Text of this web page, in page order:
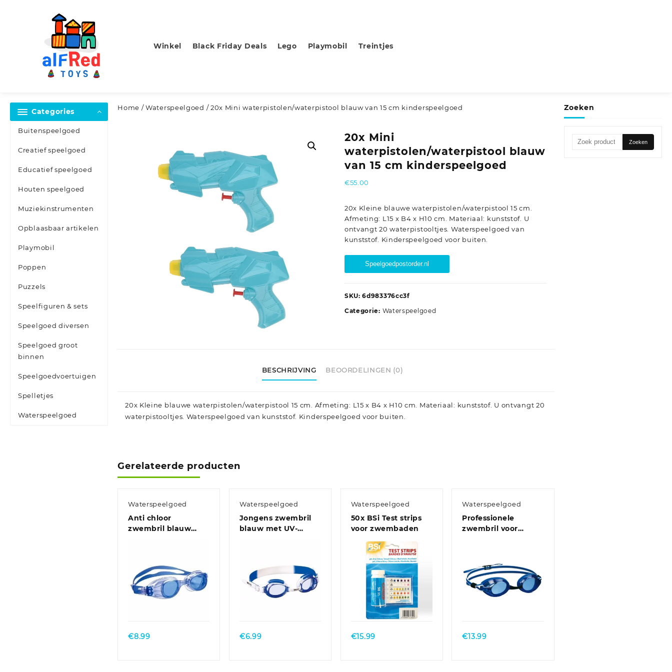
Winkel Black Friday Deals Lego Playmobil Treintjes
Categories
Buitenspeelgoed
Creatief speelgoed
Educatief speelgoed
Houten speelgoed
Muziekinstrumenten
Opblaasbaar artikelen
Playmobil
Poppen
Puzzels
Speelfiguren & sets
Speelgoed diversen
Speelgoed groot
binnen
Speelgoedvoertuigen
Spelletjes
Waterspeelgoed
Home /Waterspeelgoed / 20x Mini waterpistolen/waterpistool blauw van 15 cm kinderspeelgoed
20x Mini
waterpistolen/waterpistool blauw
van 15 cm kinderspeelgoed
€55.00
20x Kleine blauwe waterpistolen/waterpistool 15 cm.
Afmeting: L15 x B4 x H10 cm. Materiaal: kunststof. U
ontvangt 20 waterpistooltjes. Waterspeelgoed van
kunststof. Kinderspeelgoed voor buiten.
Speelgoedpostorder.nl
SKU:6d983376cc3f
Categorie: Waterspeelgoed
BESCHRIJVING BEOORDELINGEN (0)
20x Kleine blauwe waterpistolen/waterpistool 15 cm. Afmeting: L15 x B4 x H10 cm. Materiaal: kunststof. U ontvangt 20
waterpistooltjes. Waterspeelgoed van kunststof. Kinderspeelgoed voor buiten.
Gerelateerde producten
Waterspeelgoed
Anti chloor
zwembril blauw
€8.99
Waterspeelgoed
Jongens zwembril
blauw met UV-
€6.99
Waterspeelgoed
50x BSi Test strips
voor zwembaden
€15.99
Waterspeelgoed
Professionele
zwembril voor
€13.99
Zoeken
Zoeken
Zoeken